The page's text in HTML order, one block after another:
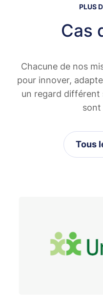
PLUS
Cas
Chacune de nos
pour innover,
un regard différent
sont
Tous